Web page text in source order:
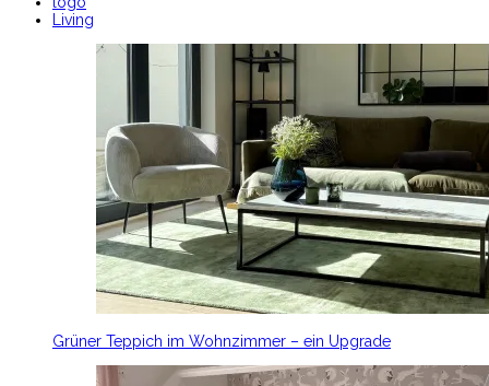
Living
Grüner Teppich im Wohnzimmer – ein Upgrade